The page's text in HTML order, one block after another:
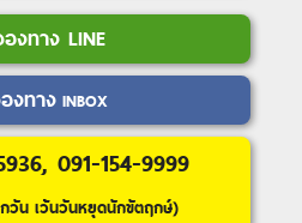
(ซื้อบัตรเพิ่ม) -
การแสดงโชว์แสง สี
- ชมวัดพระเขี้ยวแก้ว -
- ช้อปปิ้งย่านถนน
งทาง LINE
งทาง INBOX
091-154-9999
วัน เว้นวันหยุดนักขัตฤกษ์)